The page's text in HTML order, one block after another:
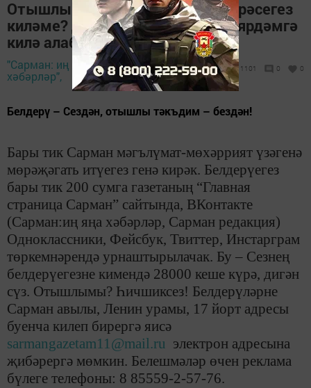
Отышлы шартларда белдерү бирәсегез
киләме? Димәк, Сезгә нәкъ без ярдәмгә
килә алабыз
"Сарман: иң яңа
хәбәрләр",
19 март 2020 -
10:59
1101 0 0
Белдерү – Сездән, отышлы тәкъдим – бездән!
Бары тик Сарман мәгълүмат-мөхәррият үзәгенә
мөрәҗәгать итүегез генә кирәк. Белдерүегез
бары тик 200 сумга газетаның “Главная
страница Сарман” сайтында, ВКонтакте
(Сарман:иң яңа хәбәрләр, Сарман редакция)
Одноклассники, Фейсбук, Твиттер, Инстарграм
төркемнәрендә урнаштырылачак. Бу – Сезнең
белдерүегезне кимендә 28000 кеше күрә, дигән
сүз. Отышлымы? Һичшиксез! Белдерүләрне
Сарман авылы, Ленин урамы, 17 йорт адресы
буенча килеп бирергә яисә
sarmangazetam11@mail.ru электрон адресына
җибәрергә мөмкин. Белешмәләр өчен реклама
бүлеге телефоны: 8 85559-2-57-76.